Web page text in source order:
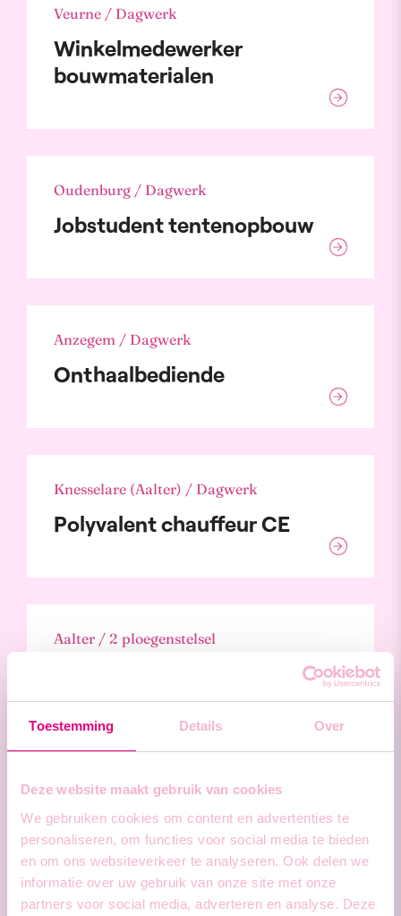
Toestemming Details Over
Deze website maakt gebruik van cookies
We gebruiken cookies om content en advertenties te
personaliseren, om functies voor social media te bieden
en om ons websiteverkeer te analyseren. Ook delen we
informatie over uw gebruik van onze site met onze
partners voor social media, adverteren en analyse. Deze
Veurne / Dagwerk
Winkelmedewerker
bouwmaterialen
Oudenburg / Dagwerk
Jobstudent tentenopbouw
Anzegem / Dagwerk
Onthaalbediende
Knesselare (Aalter) / Dagwerk
Polyvalent chauffeur CE
Aalter / 2 ploegenstelsel
zaagmachine
Gent / Dagwerk
Technieker binnendienst